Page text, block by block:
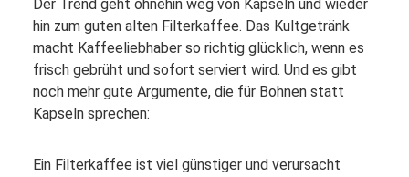
Der Trend geht ohnehin weg von Kapseln und wieder
hin zum guten alten Filterkaffee. Das Kultgetränk
macht Kaffeeliebhaber so richtig glücklich, wenn es
frisch gebrüht und sofort serviert wird. Und es gibt
noch mehr gute Argumente, die für Bohnen statt
Kapseln sprechen:
Ein Filterkaffee ist viel günstiger und verursacht